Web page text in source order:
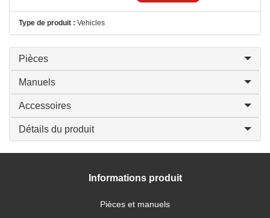
Type de produit : Vehicles
Pièces
Manuels
Accessoires
Détails du produit
Informations produit
Pièces et manuels